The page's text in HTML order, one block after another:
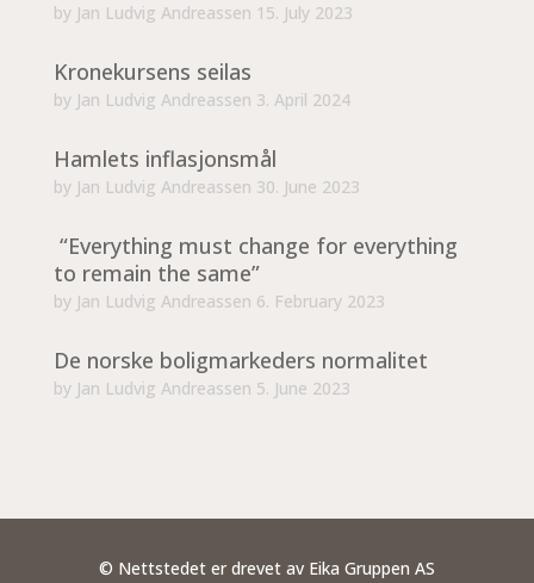
by Jan Ludvig Andreassen 15. July 2023
Kronekursens seilas
by Jan Ludvig Andreassen 3. April 2024
Hamlets inflasjonsmål
by Jan Ludvig Andreassen 30. June 2023
“Everything must change for everything
to remain the same”
by Jan Ludvig Andreassen 6. February 2023
De norske boligmarkeders normalitet
by Jan Ludvig Andreassen 5. June 2023
© Nettstedet er drevet av Eika Gruppen AS